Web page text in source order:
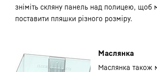
зніміть скляну панель над полицею, щоб
поставити пляшки різного розміру.
Маслянка
Маслянка також